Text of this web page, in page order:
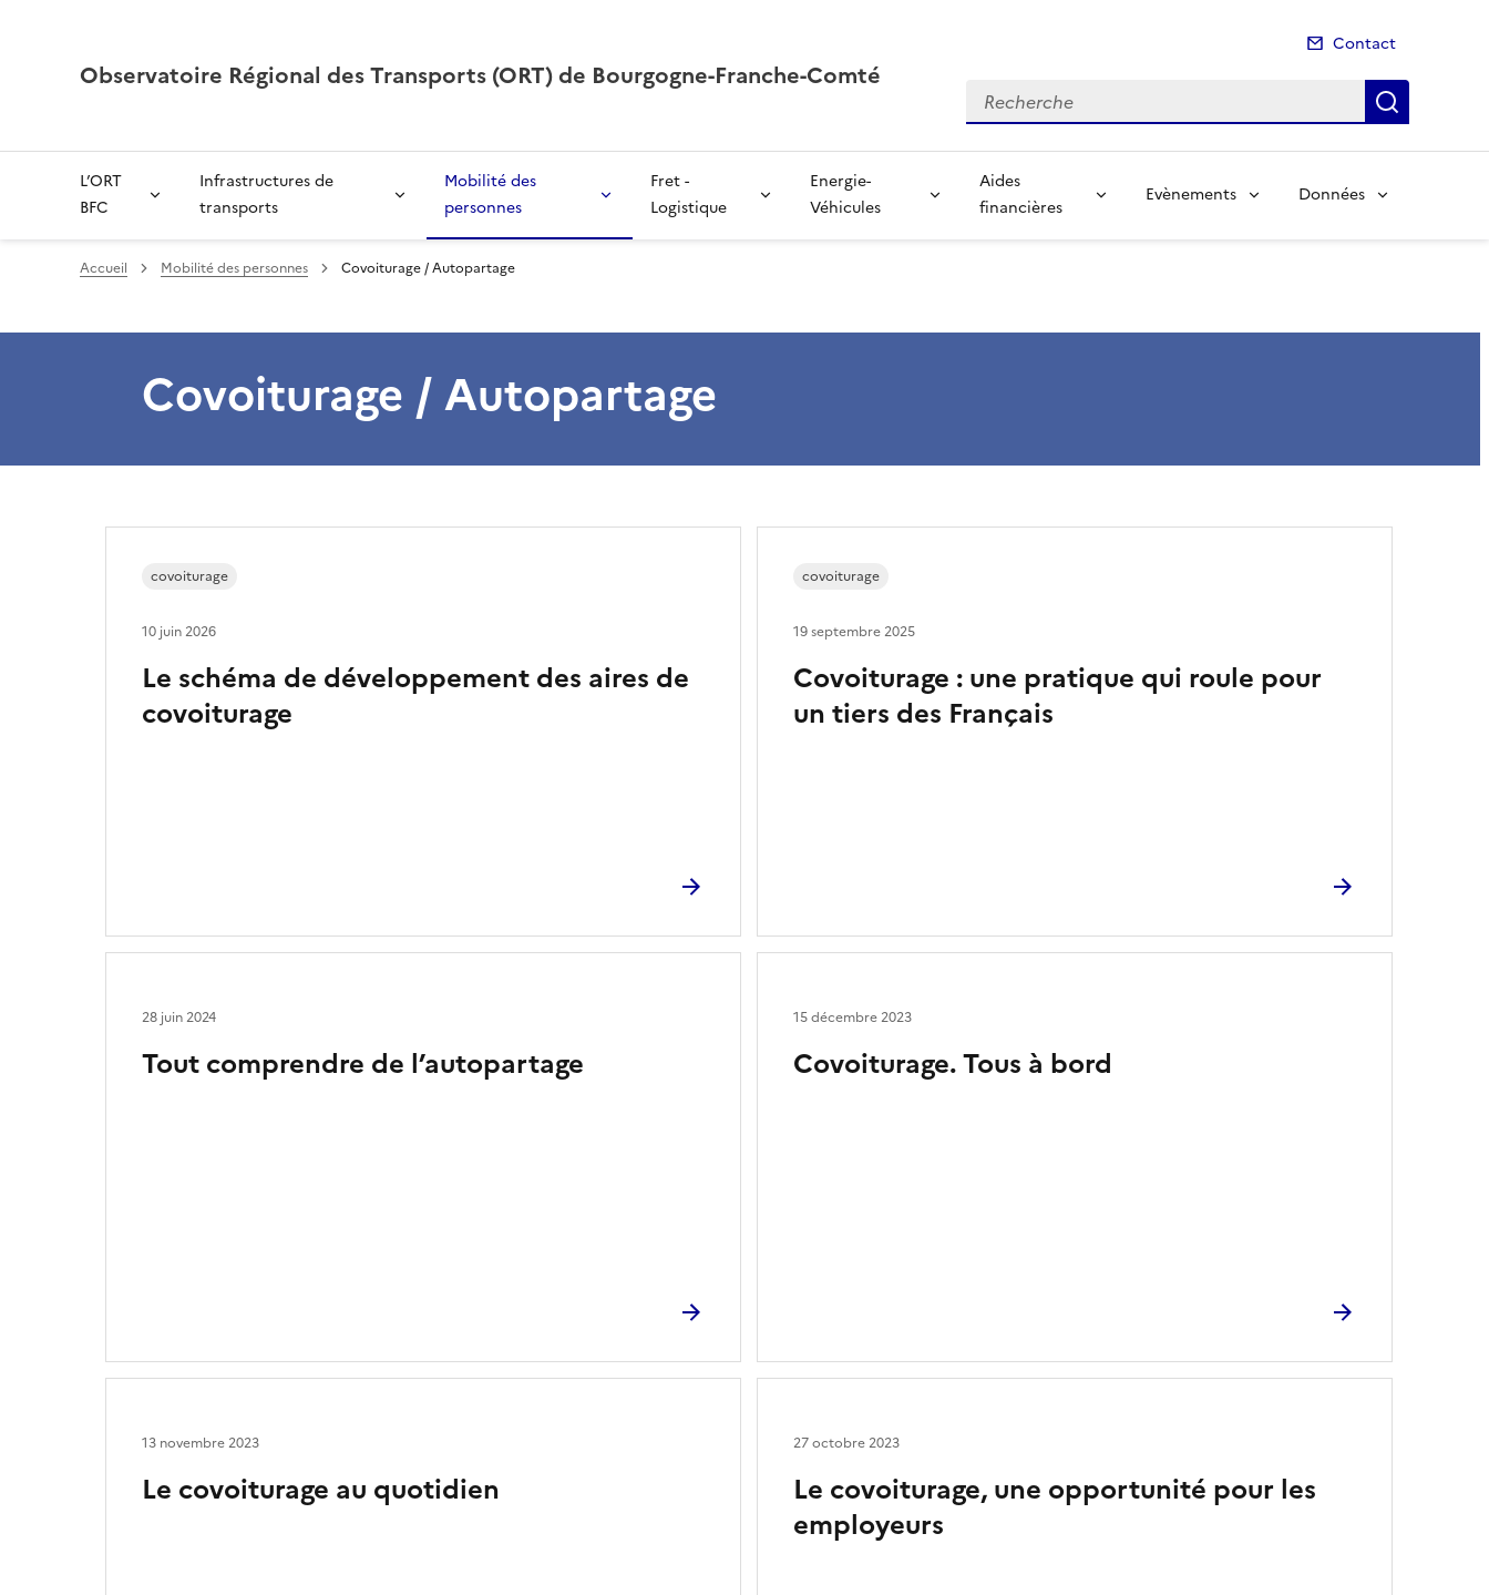
Observatoire Régional des Transports (ORT) de Bourgogne-Franche-Comté
Contact
Recherche
L’ORT
BFC
Infrastructures de
transports
Mobilité des
personnes
Fret -
Logistique
Energie-
Véhicules
Aides
financières
Evènements Données
Accueil Mobilité des personnes Covoiturage / Autopartage
Covoiturage / Autopartage
Le schéma de développement des aires de
covoiturage
covoiturage
10 juin 2026
Covoiturage : une pratique qui roule pour
un tiers des Français
covoiturage
19 septembre 2025
Tout comprendre de l’autopartage
28 juin 2024
Covoiturage. Tous à bord
15 décembre 2023
Le covoiturage au quotidien
13 novembre 2023
Le covoiturage, une opportunité pour les
employeurs
27 octobre 2023